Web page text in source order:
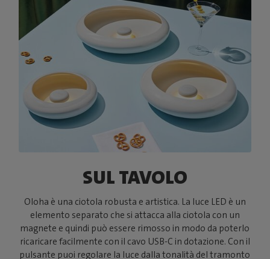
SUL TAVOLO
Oloha è una ciotola robusta e artistica. La luce LED è un
elemento separato che si attacca alla ciotola con un
magnete e quindi può essere rimosso in modo da poterlo
ricaricare facilmente con il cavo USB-C in dotazione. Con il
pulsante puoi regolare la luce dalla tonalità del tramonto